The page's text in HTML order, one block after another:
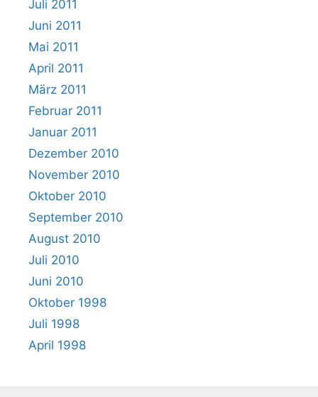
Juli 2011
Juni 2011
Mai 2011
April 2011
März 2011
Februar 2011
Januar 2011
Dezember 2010
November 2010
Oktober 2010
September 2010
August 2010
Juli 2010
Juni 2010
Oktober 1998
Juli 1998
April 1998